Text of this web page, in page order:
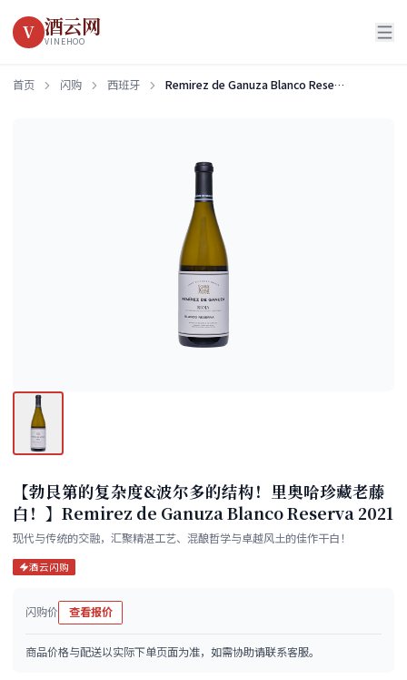
V 酒云网
VINEHOO
首页 闪购 西班牙 Remirez de Ganuza Blanco Reserva 2021
【勃艮第的复杂度&波尔多的结构！里奥哈珍藏老藤
白！】Remirez de Ganuza Blanco Reserva 2021
现代与传统的交融，汇聚精湛工艺、混酿哲学与卓越风土的佳作干白！
酒云闪购
闪购价 查看报价
商品价格与配送以实际下单页面为准，如需协助请联系客服。